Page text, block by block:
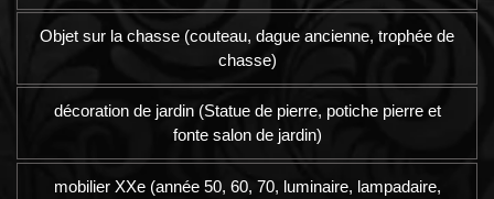
Objet sur la chasse (couteau, dague ancienne, trophée de
chasse)
décoration de jardin (Statue de pierre, potiche pierre et
fonte salon de jardin)
mobilier XXe (année 50, 60, 70, luminaire, lampadaire,